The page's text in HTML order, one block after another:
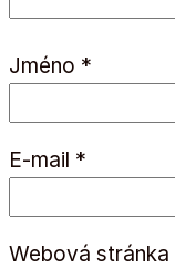
Jméno *
E-mail *
Webová stránka